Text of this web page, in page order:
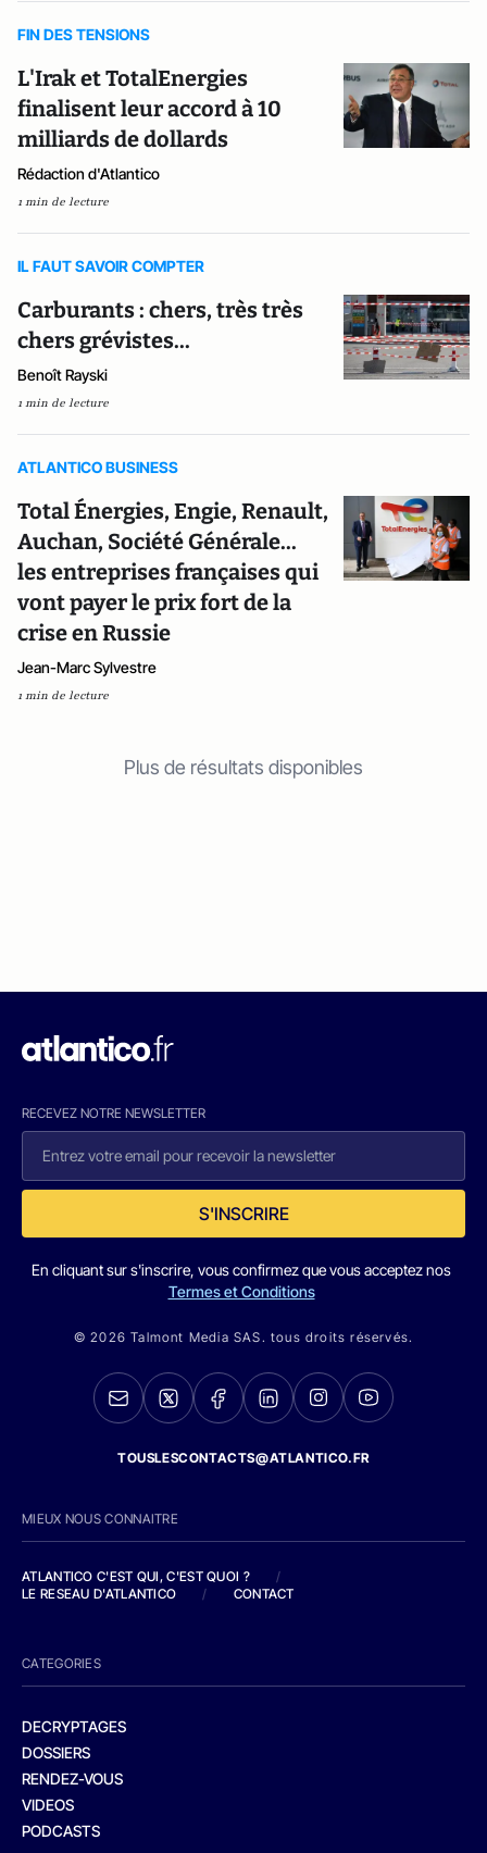
FIN DES TENSIONS
L'Irak et TotalEnergies
finalisent leur accord à 10
milliards de dollards
Rédaction d'Atlantico
1 min de lecture
IL FAUT SAVOIR COMPTER
Carburants : chers, très très
chers grévistes...
Benoît Rayski
1 min de lecture
ATLANTICO BUSINESS
Total Énergies, Engie, Renault,
Auchan, Société Générale...
les entreprises françaises qui
vont payer le prix fort de la
crise en Russie
Jean-Marc Sylvestre
1 min de lecture
Plus de résultats disponibles
RECEVEZ NOTRE NEWSLETTER
S'INSCRIRE
En cliquant sur s'inscrire, vous confirmez que vous acceptez nos
Termes et Conditions
© 2026 Talmont Media SAS. tous droits réservés.
TOUSLESCONTACTS@ATLANTICO.FR
MIEUX NOUS CONNAITRE
ATLANTICO C'EST QUI, C'EST QUOI ?
/
LE RESEAU D'ATLANTICO
/ CONTACT
CATEGORIES
DECRYPTAGES
DOSSIERS
RENDEZ-VOUS
VIDEOS
PODCASTS